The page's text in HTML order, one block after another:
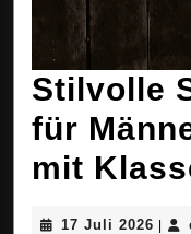
Stilvolle
für
mit
17 Juli 2026 17
|